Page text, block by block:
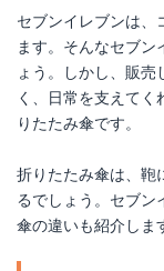
セブンイレブンは、
ます。そんなセブン
ょう。しかし、販
く、日常を支えて
りたたみ傘です。
折りたたみ傘は、鞄
るでしょう。セブン
傘の違いも紹介しま